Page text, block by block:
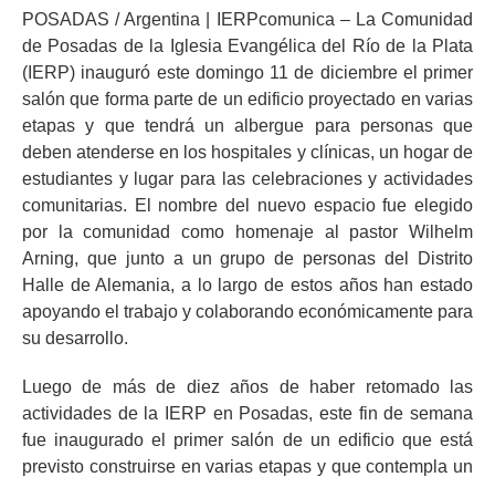
POSADAS / Argentina | IERPcomunica – La Comunidad
de Posadas de la Iglesia Evangélica del Río de la Plata
(IERP) inauguró este domingo 11 de diciembre el primer
salón que forma parte de un edificio proyectado en varias
etapas y que tendrá un albergue para personas que
deben atenderse en los hospitales y clínicas, un hogar de
estudiantes y lugar para las celebraciones y actividades
comunitarias. El nombre del nuevo espacio fue elegido
por la comunidad como homenaje al pastor Wilhelm
Arning, que junto a un grupo de personas del Distrito
Halle de Alemania, a lo largo de estos años han estado
apoyando el trabajo y colaborando económicamente para
su desarrollo.
Luego de más de diez años de haber retomado las
actividades de la IERP en Posadas, este fin de semana
fue inaugurado el primer salón de un edificio que está
previsto construirse en varias etapas y que contempla un